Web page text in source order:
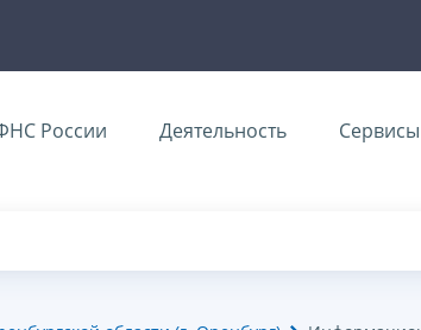
России Деятельность Сервисы